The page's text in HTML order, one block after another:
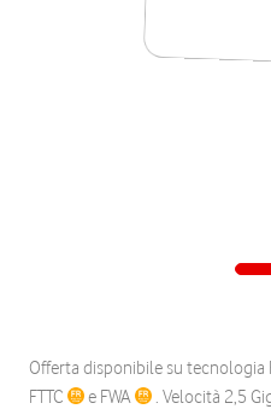
Offerta disponibile su tecnologia
FTTC
e FWA
. Velocità 2,5